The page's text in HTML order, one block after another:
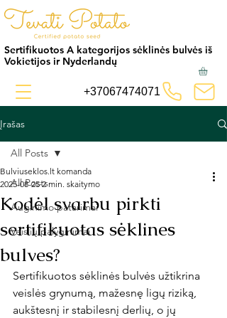
Sertifikuotos A kategorijos sėklinės bulvės iš
Vokietijos ir Nyderlandų
+37067474071
Įrašas
All Posts
Auginimo patarimai
Veislių palyginimai
All Posts
Kodėl svarbu pirkti
sertifikuotas sėklines
bulves?
Bulviuseklos.lt komanda
2025-08-25 2 min. skaitymo
Sertifikuotos sėklinės bulvės užtikrina
veislės grynumą, mažesnę ligų riziką,
aukštesnį ir stabilesnį derlių, o jų